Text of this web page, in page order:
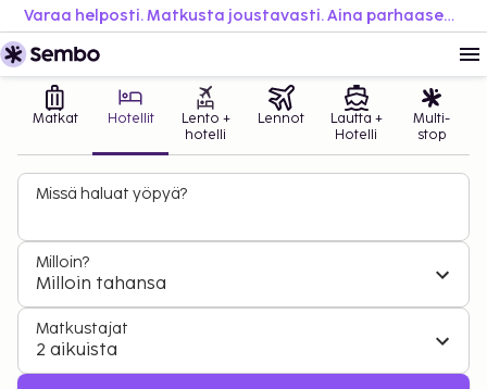
Varaa helposti. Matkusta joustavasti. Aina parhaaseen hintaan.
Matkat Hotellit
Lento +
hotelli
Lennot
Lautta +
Hotelli
Multi-
stop
Missä haluat yöpyä?
Milloin?
Milloin tahansa
Matkustajat
2 aikuista